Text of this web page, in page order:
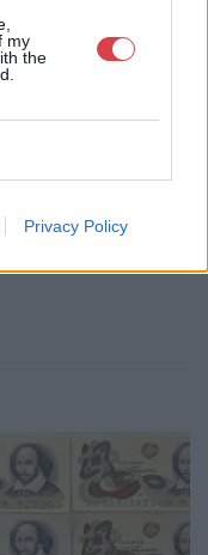
my
the
Privacy Policy
jutalék megfizetése
nem személyesen
díj megfizetésére is